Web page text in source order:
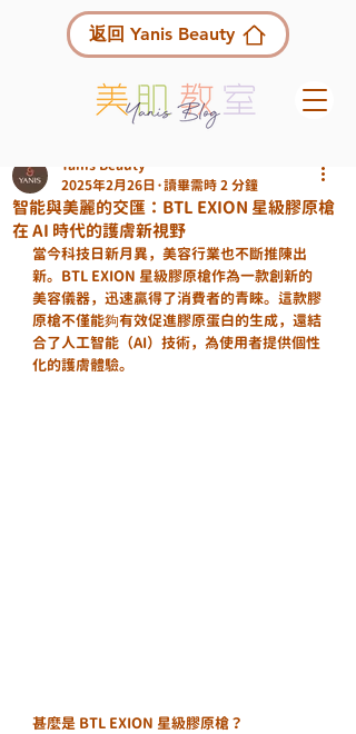
返回 Yanis Beauty
智能與美麗的交匯：BTL EXION 星級膠原槍
在 AI 時代的護膚新視野
Yanis Beauty
2025年2月26日 讀畢需時 2 分鐘
當今科技日新月異，美容行業也不斷推陳出
新。BTL EXION 星級膠原槍作為一款創新的
美容儀器，迅速贏得了消費者的青睞。這款膠
原槍不僅能夠有效促進膠原蛋白的生成，還結
合了人工智能（AI）技術，為使用者提供個性
化的護膚體驗。
甚麼是 BTL EXION 星級膠原槍？